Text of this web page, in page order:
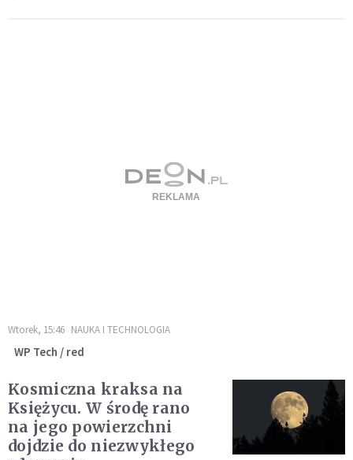
Wtorek, 15:46 NAUKA I TECHNOLOGIA
WP Tech / red
Kosmiczna kraksa na
Księżycu. W środę rano
na jego powierzchni
dojdzie do niezwykłego